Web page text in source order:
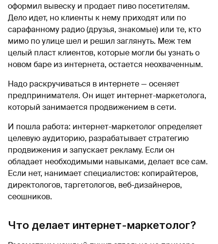
оформил вывеску и продает пиво посетителям.
Дело идет, но клиенты к нему приходят или по
сарафанному радио (друзья, знакомые) или те, кто
мимо по улице шел и решил заглянуть. Меж тем
целый пласт клиентов, которые могли бы узнать о
новом баре из интернета, остается неохваченным.
Надо раскручиваться в интернете — осеняет
предпринимателя. Он ищет интернет-маркетолога,
который занимается продвижением в сети.
И пошла работа: интернет-маркетолог определяет
целевую аудиторию, разрабатывает стратегию
продвижения и запускает рекламу. Если он
обладает необходимыми навыками, делает все сам.
Если нет, нанимает специалистов: копирайтеров,
директологов, таргетологов, веб-дизайнеров,
сеошников.
Что делает интернет-маркетолог?